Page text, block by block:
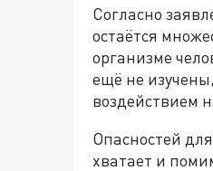
Согласно
остаётся
организме
ещё не
воздействием
Опасностей
хватает и